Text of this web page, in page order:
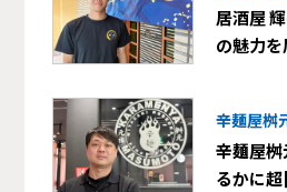
居酒屋
の魅力
辛麺屋桝
辛麺屋
るかに